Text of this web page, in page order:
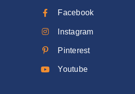
Facebook
Instagram
Pinterest
Youtube